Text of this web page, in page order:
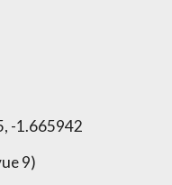
-1.665942
9)